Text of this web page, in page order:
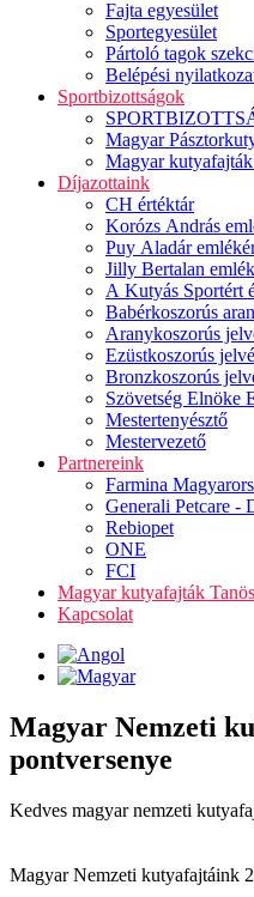
Fajta egyesület
Sportegyesület
Pártoló tagok
Belépési
Sportbizottságok
Magyar
Magyar
Díjazottaink
CH értéktár
Korózs András
Puy Aladár
Jilly Bertalan
A Kutyás Sportért
Babérkoszorús
Aranykoszorús
Ezüstkoszorús
Bronzkoszorús
Szövetség Elnöke
Mestertenyésztő
Mestervezető
Partnereink
Farmina
Generali Petcare
Rebiopet
ONE
FCI
Magyar kutyafajták
Kapcsolat
Magyar Nemzeti
pontversenye
Kedves magyar nemzeti
Magyar Nemzeti kutyafajtáink